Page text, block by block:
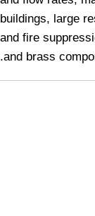
buildings, large
and fire
and brass